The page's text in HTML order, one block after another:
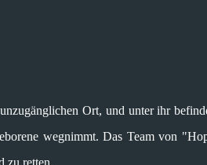
Ort, und unter ihr
wegnimmt. Das Team von
zu retten.